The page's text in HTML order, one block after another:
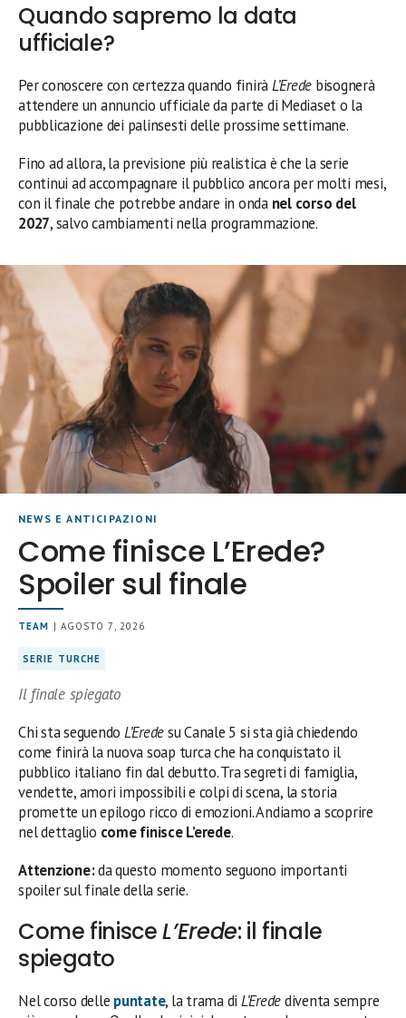
Quando sapremo la data
ufficiale?
Per conoscere con certezza quando finiràL’Erede bisognerà
attendere un annuncio ufficiale da parte di Mediaset o la
pubblicazione dei palinsesti delle prossime settimane.
Fino ad allora, la previsione più realistica è che la serie
continui ad accompagnare il pubblico ancora per molti mesi,
con il finale che potrebbe andare in onda nel corso del
2027, salvo cambiamenti nella programmazione.
NEWS E ANTICIPAZIONI
Come finisce L’Erede?
Spoiler sul finale
TEAM | AGOSTO 7, 2026
SERIE TURCHE
Il finale spiegato
Chi sta seguendo L’Eredesu Canale 5 si sta già chiedendo
come finirà la nuova soap turca che ha conquistato il
pubblico italiano fin dal debutto. Tra segreti di famiglia,
vendette, amori impossibili e colpi di scena, la storia
promette un epilogo ricco di emozioni. Andiamo a scoprire
nel dettaglio come finisce L’erede.
Attenzione:da questo momento seguono importanti
spoiler sul finale della serie.
Come finisceL’Erede: il finale
spiegato
Nel corso delle puntate, la trama di L’Eredediventa sempre